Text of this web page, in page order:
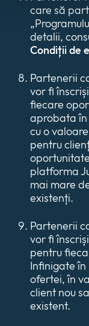
care să
detalii,
Condiții de
Partenerii
vor fi
fiecare
aprobata în
cu o
pentru
platforma
mai mare
existenți.
Partenerii
vor fi
pentru
Infinigate
ofertei, în
client nou
existent.